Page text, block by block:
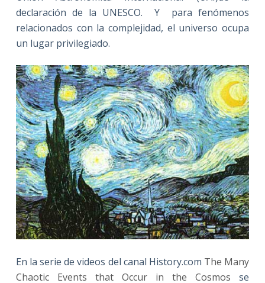
declaración de la UNESCO. Y para fenómenos
relacionados con la complejidad, el universo ocupa
un lugar privilegiado.
En la serie de videos del canal History.com The Many
Chaotic Events that Occur in the Cosmos se